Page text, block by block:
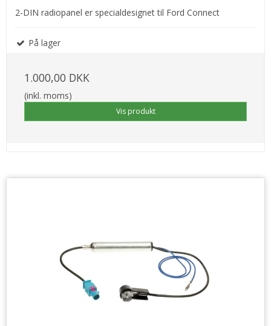
2-DIN radiopanel er specialdesignet til Ford Connect
På lager
1.000,00 DKK
(inkl. moms)
Vis produkt